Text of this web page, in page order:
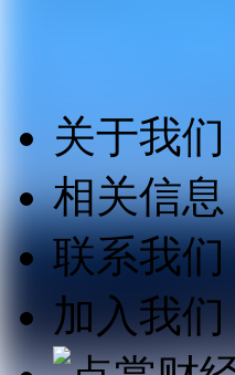
关于我们
相关信息
联系我们
加入我们